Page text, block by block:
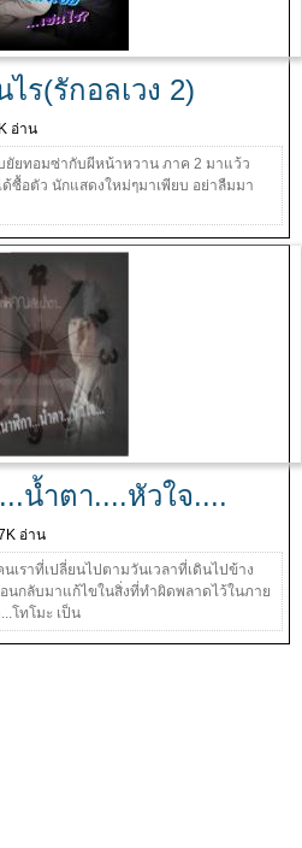
ไร(รักอลเวง 2)
อ่าน
ยัยทอมซ่ากับผีหน้าหวาน ภาค 2 มาแว้ว
ด้ซื้อตัว นักแสดงใหม่ๆมาเพียบ อย่าลืมมา
น้ำตา....หัวใจ....
อ่าน
เราที่เปลี่ยนไปตามวันเวลาที่เดินไปข้าง
นกลับมาแก้ไขในสิ่งที่ทำผิดพลาดไว้ในภาย
โทโมะ เป็น